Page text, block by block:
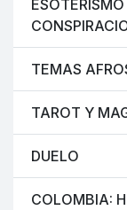
TEMAS
TAROT Y
DUELO
COLOMBIA: